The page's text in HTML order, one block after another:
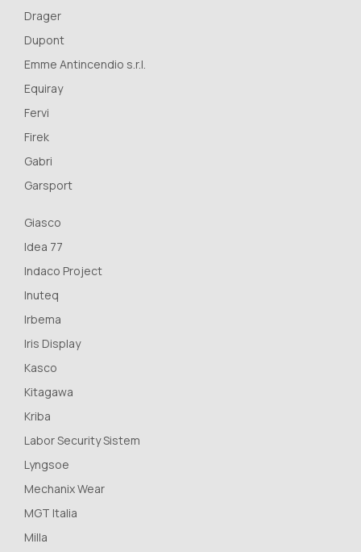
Drager
Dupont
Emme Antincendio s.r.l.
Equiray
Fervi
Firek
Gabri
Garsport
Giasco
Idea 77
Indaco Project
Inuteq
Irbema
Iris Display
Kasco
Kitagawa
Kriba
Labor Security Sistem
Lyngsoe
Mechanix Wear
MGT Italia
Milla